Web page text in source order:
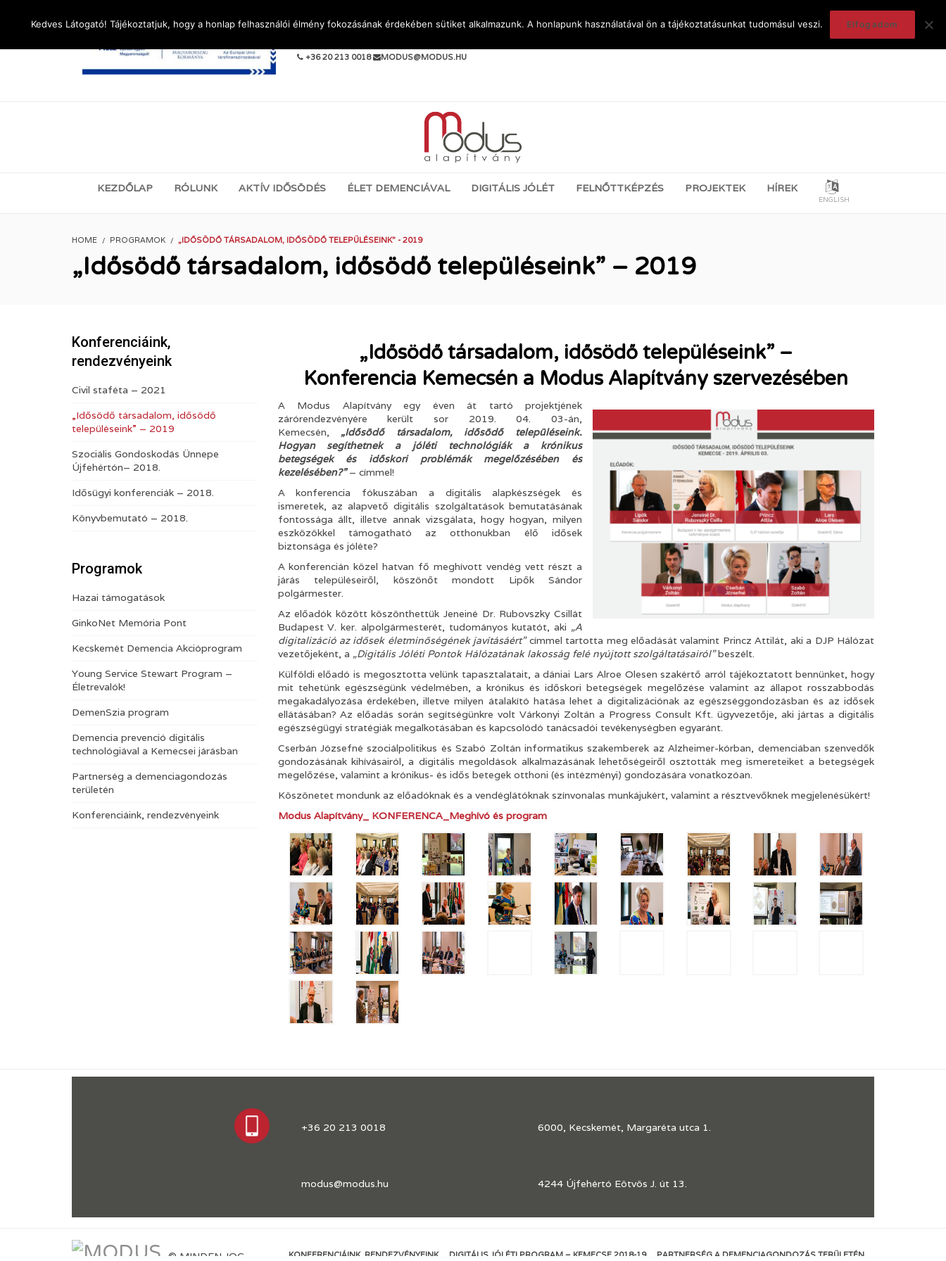
+36 20 213 0018 MODUS@MODUS.HU
KEZDŐLAP RÓLUNK AKTÍV IDŐSÖDÉS ÉLET DEMENCIÁVAL DIGITÁLIS JÓLÉT FELNŐTTKÉPZÉS PROJEKTEK HÍREK
ENGLISH
HOME PROGRAMOK „IDŐSÖDŐ TÁRSADALOM, IDŐSÖDŐ TELEPÜLÉSEINK” - 2019
„Idősödő társadalom, idősödő településeink” – 2019
„Idősödő társadalom, idősödő településeink” –
Konferencia Kemecsén a Modus Alapítvány szervezésében
A Modus Alapítvány egy éven át tartó projektjének
zárórendezvényére került sor 2019. 04. 03-án,
Kemecsén, „Idősödő társadalom, idősödő településeink.
Hogyan segíthetnek a jóléti technológiák a krónikus
betegségek és időskori problémák megelőzésében és
kezelésében?”– címmel!
A konferencia fókuszában a digitális alapkészségek és
ismeretek, az alapvető digitális szolgáltatások bemutatásának
fontossága állt, illetve annak vizsgálata, hogy hogyan, milyen
eszközökkel támogatható az otthonukban élő idősek
biztonsága és jóléte?
A konferencián közel hatvan fő meghívott vendég vett részt a
járás településeiről, köszönőt mondott Lipők Sándor
polgármester.
Az előadók között köszönthettük Jeneiné Dr. Rubovszky Csillát
Budapest V. ker. alpolgármesterét, tudományos kutatót, aki „A
digitalizáció az idősek életminőségének javításáért”címmel tartotta meg előadását valamint Princz Attilát, aki a DJP Hálózat
vezetőjeként, a „Digitális Jóléti Pontok Hálózatának lakosság felé nyújtott szolgáltatásairól”beszélt.
Külföldi előadó is megosztotta velünk tapasztalatait, a dániai Lars Alroe Olesen szakértő arról tájékoztatott bennünket, hogy
mit tehetünk egészségünk védelmében, a krónikus és időskori betegségek megelőzése valamint az állapot rosszabbodás
megakadályozása érdekében, illetve milyen átalakító hatása lehet a digitalizációnak az egészséggondozásban és az idősek
ellátásában? Az előadás során segítségünkre volt Várkonyi Zoltán a Progress Consult Kft. ügyvezetője, aki jártas a digitális
egészségügyi stratégiák megalkotásában és kapcsolódó tanácsadói tevékenységben egyaránt.
Cserbán Józsefné szociálpolitikus és Szabó Zoltán informatikus szakemberek az Alzheimer-kórban, demenciában szenvedők
gondozásának kihívásairól, a digitális megoldások alkalmazásának lehetőségeiről osztották meg ismereteiket a betegségek
megelőzése, valamint a krónikus- és idős betegek otthoni (és intézményi) gondozására vonatkozóan.
Köszönetet mondunk az előadóknak és a vendéglátóknak színvonalas munkájukért, valamint a résztvevőknek megjelenésükért!
Modus Alapítvány_ KONFERENCA_Meghívó és program
Konferenciáink,
rendezvényeink
Civil staféta – 2021
„Idősödő társadalom, idősödő
településeink” – 2019
Szociális Gondoskodás Ünnepe
Újfehértón– 2018.
Idősügyi konferenciák – 2018.
Könyvbemutató – 2018.
Programok
Hazai támogatások
GinkoNet Memória Pont
Kecskemét Demencia Akcióprogram
Young Service Stewart Program –
Életrevalók!
DemenSzia program
Demencia prevenció digitális
technológiával a Kemecsei járásban
Partnerség a demenciagondozás
területén
Konferenciáink, rendezvényeink
+36 20 213 0018 6000, Kecskemét, Margaréta utca 1.
modus@modus.hu 4244 Újfehértó Eötvös J. út 13.
© MINDEN JOG KONFERENCIÁINK, RENDEZVÉNYEINK DIGITÁLIS JÓLÉTI PROGRAM – KEMECSE 2018-19
PARTNERSÉG A DEMENCIAGONDOZÁS TERÜLETÉN
Kedves Látogató! Tájékoztatjuk, hogy a honlap felhasználói élmény fokozásának érdekében sütiket alkalmazunk. A honlapunk használatával ön a tájékoztatásunkat tudomásul veszi. Elfogadom